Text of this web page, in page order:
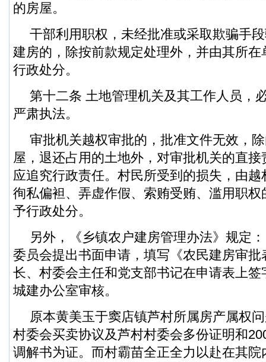
的房屋。
干部利用职权，未经批准或采取欺骗手
建房的，除按前款规定处理外，并由其所
行政处分。
第十二条 土地管理机关及其工作人员，
严肃执法。
审批机关越权审批的，批准文件无效，
屋，退还占用的土地外，对审批机关的直
应追究行政责任。村民所受到的损失，由
徇私偏袒、弄虚作假、索贿受贿、滥用职
予行政处分。
另外，《乡镇农户建房管理办法》规定
委员会提出书面申请，填写《农民建房审
长、村委会主任和党支部书记在申请表上
城建办公室审核。
原本黄美玉于窦店镇芦村所属房产属权
村委会买卖协议及芦村村委会多份证明和
调解书为证。而村霸苗全正全力以赴在其